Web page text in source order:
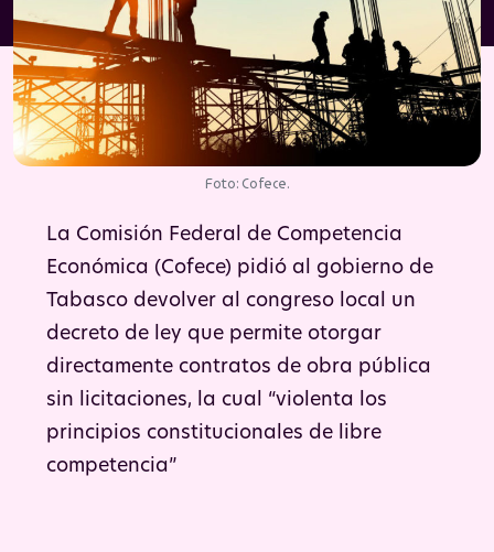
Foto: Cofece.
La Comisión Federal de Competencia
Económica (Cofece) pidió al gobierno de
Tabasco devolver al congreso local un
decreto de ley que permite otorgar
directamente contratos de obra pública
sin licitaciones, la cual “violenta los
principios constitucionales de libre
competencia”